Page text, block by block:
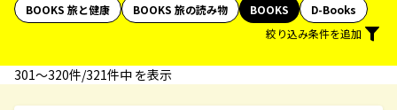
BOOKS 旅と健康
BOOKS 旅の読み物 BOOKS
D-Books
絞り込み条件を追加
301〜320件/321件中 を表示